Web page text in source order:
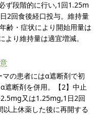
ず段階的に行い,1回1.25m
2回食後経口投与。維持量
齢・症状により開始用量は
り維持量は適宜増減。
マの患者にはα遮断剤で初
遮断剤を併用。【2】中止
又は1.25mg,1日2回
上休薬した後に再開する